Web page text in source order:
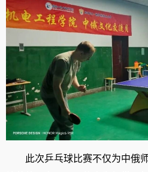
此次乒乓球比赛不仅为中俄